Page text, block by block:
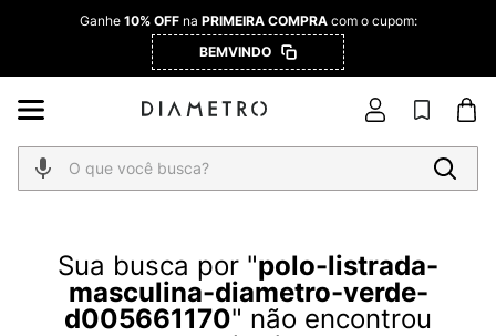
Ganhe 10% OFFna PRIMEIRA COMPRAcom o cupom:
BEMVINDO
O que você busca?
polo-listrada-
masculina-diametro-verde-
d005661170